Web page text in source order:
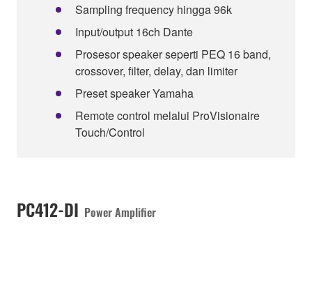
Sampling frequency hingga 96k
Input/output 16ch Dante
Prosesor speaker seperti PEQ 16 band,
crossover, filter, delay, dan limiter
Preset speaker Yamaha
Remote control melalui ProVisionaire
Touch/Control
PC412-DI Power Amplifier